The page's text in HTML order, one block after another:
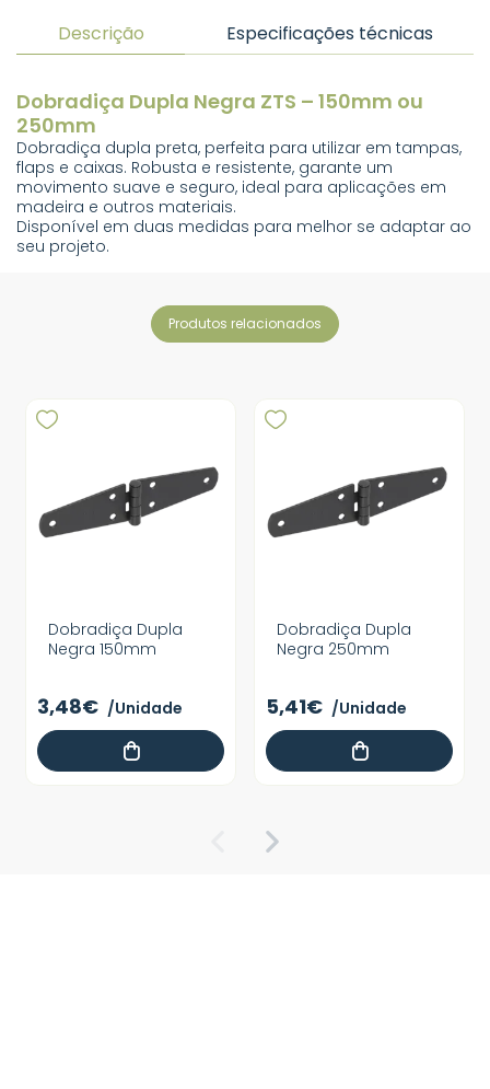
Descrição Especificações técnicas
Dobradiça Dupla Negra ZTS – 150mm ou
250mm
Dobradiça dupla preta, perfeita para utilizar em tampas,
flaps e caixas. Robusta e resistente, garante um
movimento suave e seguro, ideal para aplicações em
madeira e outros materiais.
Disponível em duas medidas para melhor se adaptar ao
seu projeto.
produtos relacionados
Dobradiça Dupla
Negra 150mm
3,48€ /Unidade
Dobradiça Dupla
Negra 250mm
5,41€ /Unidade